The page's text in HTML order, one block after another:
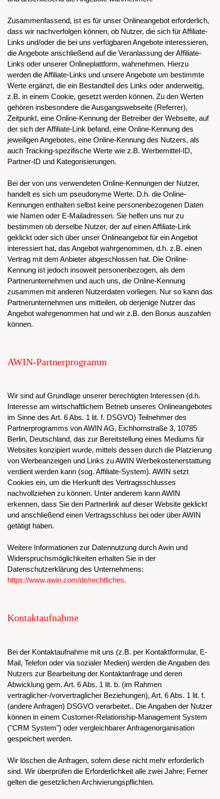
Zusammenfassend, ist es für unser Onlineangebot erforderlich,
dass wir nachverfolgen können, ob Nutzer, die sich für Affiliate-
Links und/oder die bei uns verfügbaren Angebote interessieren,
die Angebote anschließend auf die Veranlassung der Affiliate-
Links oder unserer Onlineplattform, wahrnehmen. Hierzu
werden die Affiliate-Links und unsere Angebote um bestimmte
Werte ergänzt, die ein Bestandteil des Links oder anderweitig,
z.B. in einem Cookie, gesetzt werden können. Zu den Werten
gehören insbesondere die Ausgangswebseite (Referrer),
Zeitpunkt, eine Online-Kennung der Betreiber der Webseite, auf
der sich der Affiliate-Link befand, eine Online-Kennung des
jeweiligen Angebotes, eine Online-Kennung des Nutzers, als
auch Tracking-spezifische Werte wie z.B. Werbemittel-ID,
Partner-ID und Kategorisierungen.
Bei der von uns verwendeten Online-Kennungen der Nutzer,
handelt es sich um pseudonyme Werte. D.h. die Online-
Kennungen enthalten selbst keine personenbezogenen Daten
wie Namen oder E-Mailadressen. Sie helfen uns nur zu
bestimmen ob derselbe Nutzer, der auf einen Affiliate-Link
geklickt oder sich über unser Onlineangebot für ein Angebot
interessiert hat, das Angebot wahrgenommen, d.h. z.B. einen
Vertrag mit dem Anbieter abgeschlossen hat. Die Online-
Kennung ist jedoch insoweit personenbezogen, als dem
Partnerunternehmen und auch uns, die Online-Kennung
zusammen mit anderen Nutzerdaten vorliegen. Nur so kann das
Partnerunternehmen uns mitteilen, ob derjenige Nutzer das
Angebot wahrgenommen hat und wir z.B. den Bonus auszahlen
können.
AWIN-Partnerprogramm
Wir sind auf Grundlage unserer berechtigten Interessen (d.h.
Interesse am wirtschaftlichem Betrieb unseres Onlineangebotes
im Sinne des Art. 6 Abs. 1 lit. f. DSGVO) Teilnehmer des
Partnerprogramms von AWIN AG, Eichhornstraße 3, 10785
Berlin, Deutschland, das zur Bereitstellung eines Mediums für
Websites konzipiert wurde, mittels dessen durch die Platzierung
von Werbeanzeigen und Links zu AWIN Werbekostenerstattung
verdient werden kann (sog. Affiliate-System). AWIN setzt
Cookies ein, um die Herkunft des Vertragsschlusses
nachvollziehen zu können. Unter anderem kann AWIN
erkennen, dass Sie den Partnerlink auf dieser Website geklickt
und anschließend einen Vertragsschluss bei oder über AWIN
getätigt haben.
Weitere Informationen zur Datennutzung durch Awin und
Widerspruchsmöglichkeiten erhalten Sie in der
Datenschutzerklärung des Unternehmens:
https://www.awin.com/de/rechtliches.
Kontaktaufnahme
Bei der Kontaktaufnahme mit uns (z.B. per Kontaktformular, E-
Mail, Telefon oder via sozialer Medien) werden die Angaben des
Nutzers zur Bearbeitung der Kontaktanfrage und deren
Abwicklung gem. Art. 6 Abs. 1 lit. b. (im Rahmen
vertraglicher-/vorvertraglicher Beziehungen), Art. 6 Abs. 1 lit. f.
(andere Anfragen) DSGVO verarbeitet.. Die Angaben der Nutzer
können in einem Customer-Relationship-Management System
("CRM System") oder vergleichbarer Anfragenorganisation
gespeichert werden.
Wir löschen die Anfragen, sofern diese nicht mehr erforderlich
sind. Wir überprüfen die Erforderlichkeit alle zwei Jahre; Ferner
gelten die gesetzlichen Archivierungspflichten.